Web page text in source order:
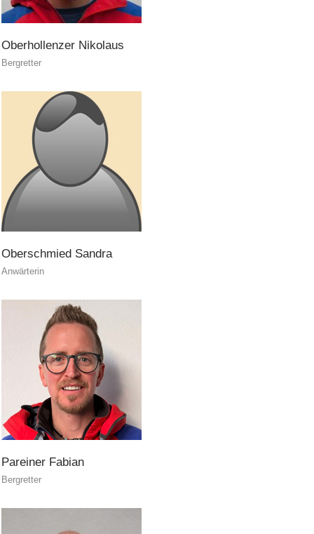
ITAT 4187
ITAT 3023 - START
Oberhollenzer Nikolaus
Bergretter
Oberschmied Sandra
Anwärterin
Pareiner Fabian
Bergretter